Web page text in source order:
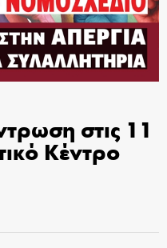
στις 11
Κέντρο